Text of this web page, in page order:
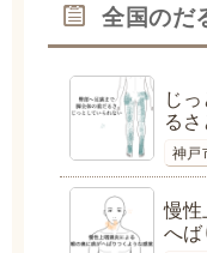
全国のだ
じ
る
神戸
慢
へば